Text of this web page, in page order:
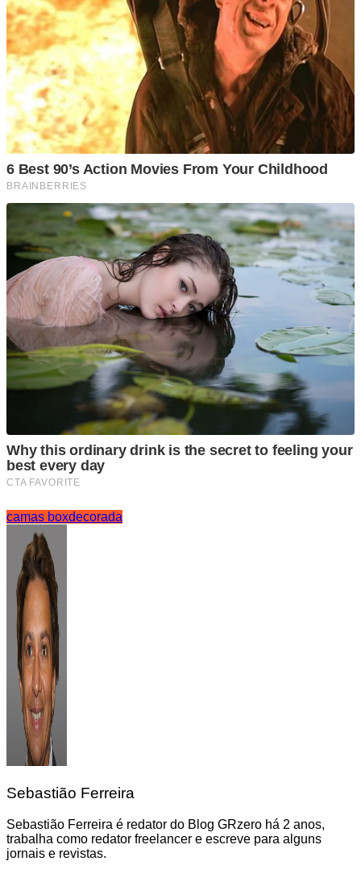
camas boxdecorada
Sebastião Ferreira
Sebastião Ferreira é redator do Blog GRzero há 2 anos,
trabalha como redator freelancer e escreve para alguns
jornais e revistas.